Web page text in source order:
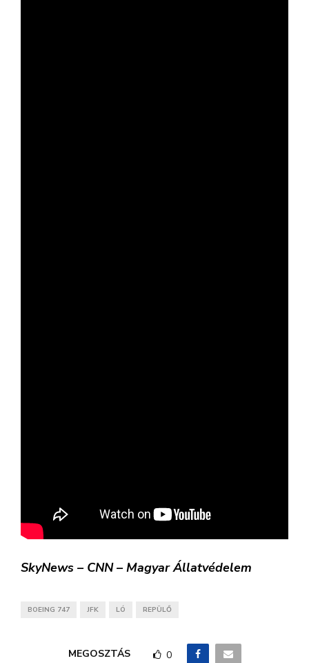
SkyNews – CNN – Magyar Állatvédelem
BOEING 747 JFK LÓ REPÜLŐ
MEGOSZTÁS 0